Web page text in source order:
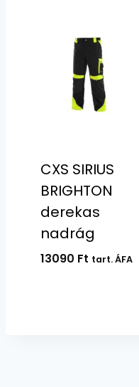
CXS SIRIUS
BRIGHTON
derekas
nadrág
13090 Ft tart. ÁFA